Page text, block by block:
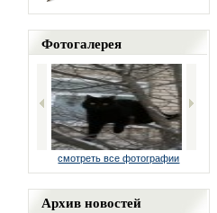
Фотогалерея
смотреть все фотографии
Архив новостей